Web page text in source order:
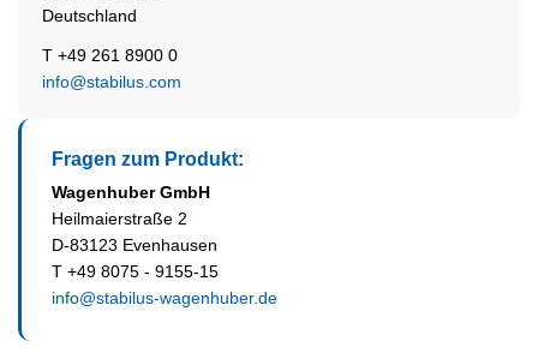
Deutschland
T +49 261 8900 0
info@stabilus.com
Fragen zum Produkt:
Wagenhuber GmbH
Heilmaierstraße 2
D-83123 Evenhausen
T +49 8075 - 9155-15
info@stabilus-wagenhuber.de